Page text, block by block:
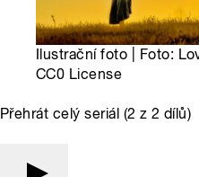
Ilustrační foto | Foto:
CC0 License
Přehrát celý seriál (2 z 2 dílů)